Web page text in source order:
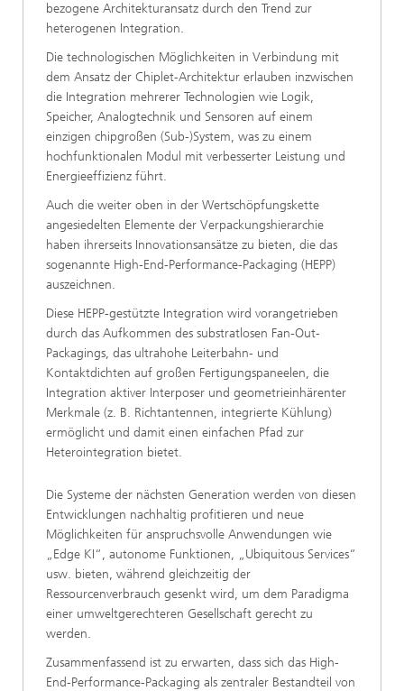
bezogene Architekturansatz durch den Trend zur
heterogenen Integration.
Die technologischen Möglichkeiten in Verbindung mit
dem Ansatz der Chiplet-Architektur erlauben inzwischen
die Integration mehrerer Technologien wie Logik,
Speicher, Analogtechnik und Sensoren auf einem
einzigen chipgroßen (Sub-)System, was zu einem
hochfunktionalen Modul mit verbesserter Leistung und
Energieeffizienz führt.
Auch die weiter oben in der Wertschöpfungskette
angesiedelten Elemente der Verpackungshierarchie
haben ihrerseits Innovationsansätze zu bieten, die das
sogenannte High-End-Performance-Packaging (HEPP)
auszeichnen.
Diese HEPP-gestützte Integration wird vorangetrieben
durch das Aufkommen des substratlosen Fan-Out-
Packagings, das ultrahohe Leiterbahn- und
Kontaktdichten auf großen Fertigungspaneelen, die
Integration aktiver Interposer und geometrieinhärenter
Merkmale (z. B. Richtantennen, integrierte Kühlung)
ermöglicht und damit einen einfachen Pfad zur
Heterointegration bietet.
Die Systeme der nächsten Generation werden von diesen
Entwicklungen nachhaltig profitieren und neue
Möglichkeiten für anspruchsvolle Anwendungen wie
„Edge KI“, autonome Funktionen, „Ubiquitous Services“
usw. bieten, während gleichzeitig der
Ressourcenverbrauch gesenkt wird, um dem Paradigma
einer umweltgerechteren Gesellschaft gerecht zu
werden.
Zusammenfassend ist zu erwarten, dass sich das High-
End-Performance-Packaging als zentraler Bestandteil von